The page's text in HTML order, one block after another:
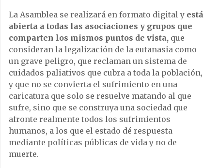
La Asamblea se realizará en formato digital y está
abierta a todas las asociaciones y grupos que
comparten los mismos puntos de vista, que
consideran la legalización de la eutanasia como
un grave peligro, que reclaman un sistema de
cuidados paliativos que cubra a toda la población,
y que no se convierta el sufrimiento en una
caricatura que solo se resuelve matando al que
sufre, sino que se construya una sociedad que
afronte realmente todos los sufrimientos
humanos, a los que el estado dé respuesta
mediante políticas públicas de vida y no de
muerte.